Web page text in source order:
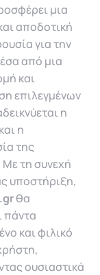
μια
αποδοτική
για την
από μια
και
επιλεγμένων
η
η
της
Με τη συνεχή
υποστήριξη,
θα
πάντα
και φιλικό
ουσιαστικά